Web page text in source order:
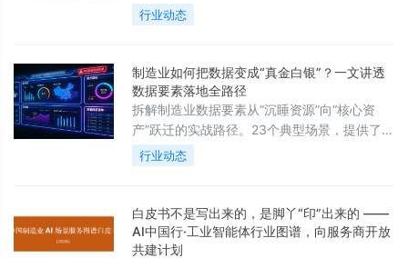
事：搞流量、做转化、提人效。
行业动态
制造业如何把数据变成“真金白银”？一文讲透
数据要素落地全路径
拆解制造业数据要素从“沉睡资源”向“核心资
产”跃迁的实战路径。23个典型场景，提供了一
套可落地、分阶段的实施框架。
行业动态
白皮书不是写出来的，是脚丫“印”出来的 ——
AI中国行·工业智能体行业图谱，向服务商开放
共建计划